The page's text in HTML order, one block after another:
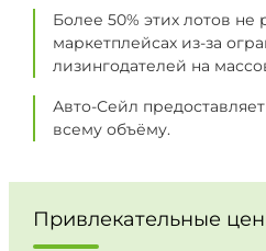
Более 50% этих лотов
маркетплейсах из-за
лизингодателей на
Авто-Сейл
всему объёму.
Привлекательные